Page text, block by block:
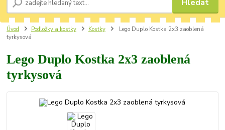
Hledat
Úvod Podložky a kostky Kostky
Lego Duplo Kostka 2x3 zaoblená
tyrkysová
Lego Duplo Kostka 2x3 zaoblená
tyrkysová